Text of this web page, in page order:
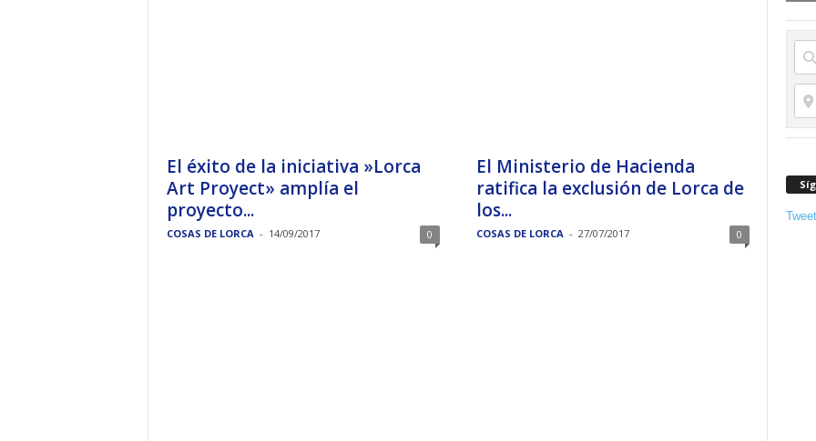
El éxito de la iniciativa »Lorca
Art Proyect» amplía el
proyecto...
COSAS DE LORCA - 14/09/2017 0
El Ministerio de Hacienda
ratifica la exclusión de Lorca de
los...
COSAS DE LORCA - 27/07/2017 0